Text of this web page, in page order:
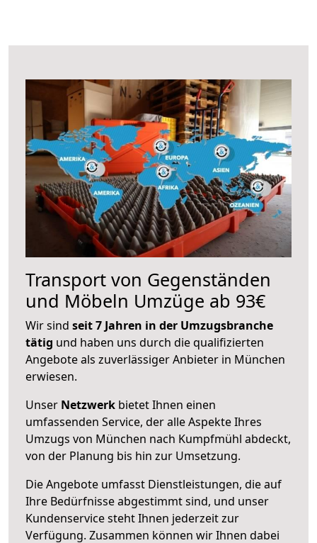
Transport von Gegenständen
und Möbeln Umzüge ab 93€
Wir sind seit 7 Jahren in der Umzugsbranche
tätig und haben uns durch die qualifizierten
Angebote als zuverlässiger Anbieter in München
erwiesen.
Unser Netzwerk bietet Ihnen einen
umfassenden Service, der alle Aspekte Ihres
Umzugs von München nach Kumpfmühl abdeckt,
von der Planung bis hin zur Umsetzung.
Die Angebote umfasst Dienstleistungen, die auf
Ihre Bedürfnisse abgestimmt sind, und unser
Kundenservice steht Ihnen jederzeit zur
Verfügung. Zusammen können wir Ihnen dabei